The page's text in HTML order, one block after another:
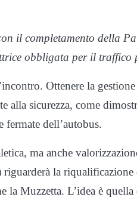
il completamento della
obbligata per il traffico
Ottenere la
alla sicurezza, come
dell’autobus.
ma anche
la
la Muzzetta. L’idea è